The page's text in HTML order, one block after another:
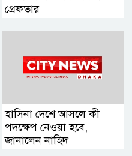
গ্রেফতার
হাসিনা দেশে আসলে কী
পদক্ষেপ নেওয়া হবে,
জানালেন নাহিদ